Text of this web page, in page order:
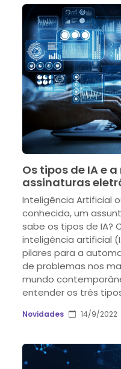
Os tipos de IA e
assinaturas
Inteligência Artificial
conhecida, um
sabe os tipos de IA?
inteligência artificial
pilares para a
de problemas nos
mundo
entender os três
Novidades 14/9/2022